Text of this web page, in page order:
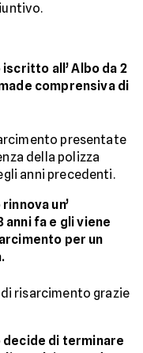
all’ Albo da 2
comprensiva di
presentate
della polizza
anni precedenti.
un’
fa e gli viene
per un
risarcimento grazie
decide di terminare